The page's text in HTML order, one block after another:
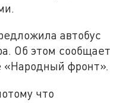
автобус
Об этом сообщает
фронт».
что